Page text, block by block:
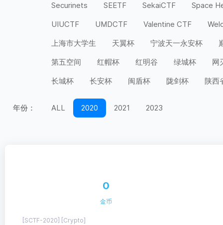
Securinets
SEETF SekaiCTF
Space
UIUCTF
UMDCTF Valentine CTF
上海市大学生
天翼杯 宁波天一永安杯
第五空间
红帽杯 红明谷 绿城杯
网
长城杯
长安杯 闽盾杯 陇剑杯 陕西
年份： ALL 2020 2021 2023
0
金币
[SCTF-2020] [Crypto]